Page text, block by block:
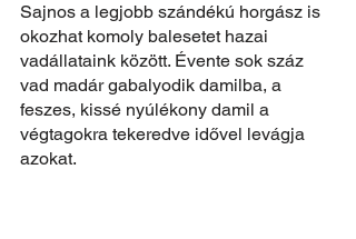
Sajnos a legjobb szándékú horgász is
okozhat komoly balesetet hazai
vadállataink között. Évente sok száz
vad madár gabalyodik damilba, a
feszes, kissé nyúlékony damil a
végtagokra tekeredve idővel levágja
azokat.